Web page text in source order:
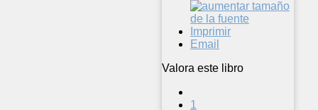
Imprimir
Email
Valora este libro
1